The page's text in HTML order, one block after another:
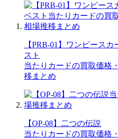
【PRB-01】ワンピースカ
スト
当たりカードの買取価格
移まとめ
【OP-08】二つの伝説
当たりカードの買取価格